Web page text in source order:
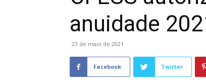
anuidade
23 de maio de 2021
Facebook Twitter